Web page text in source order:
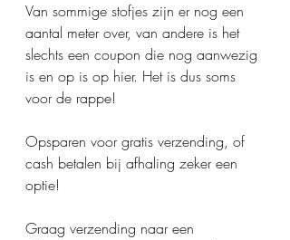
Van sommige stofjes zijn er nog een
aantal meter over, van andere is het
slechts een coupon die nog aanwezig
is en op is op hier. Het is dus soms
voor de rappe!
Opsparen voor gratis verzending, of
cash betalen bij afhaling zeker een
optie!
Graag verzending naar een